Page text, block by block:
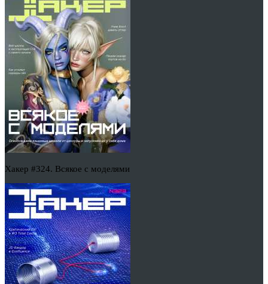
Хакер #324. Всякое с моделями